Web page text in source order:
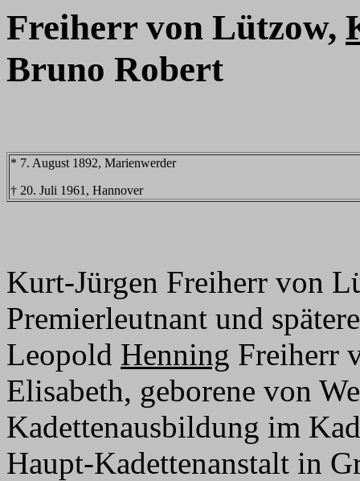
Freiherr von Lützow,
Bruno Robert
* 7. August 1892, Marienwerder
† 20. Juli 1961, Hannover
Kurt-Jürgen Freiherr von
Premierleutnant und
Leopold Henning Freiherr
Elisabeth, geborene von
Kadettenausbildung im
Haupt-Kadettenanstalt in